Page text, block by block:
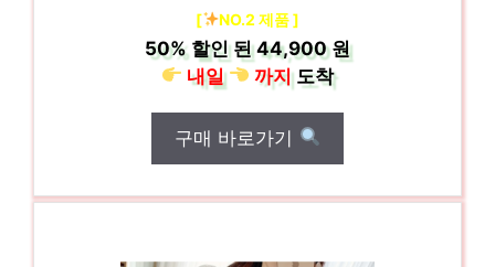
[ NO.2 제품 ]
50% 할인 된44,900 원
내일
까지도착
구매 바로가기